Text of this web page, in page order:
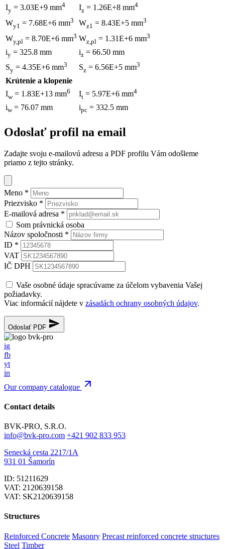
Iy = 3.03E+9 mm4 Iz = 1.26E+8 mm4
Wy1 = 7.68E+6 mm3 Wz1 = 8.43E+5 mm3
Wy,pl = 8.70E+6 mm3 Wz,pl = 1.31E+6 mm3
iy = 325.8 mm iz = 66.50 mm
Sy = 4.35E+6 mm3 Sz = 6.56E+5 mm3
Krútenie a klopenie
Iw = 1.83E+13 mm6 It = 5.97E+6 mm4
iw= 76.07 mm ipc = 332.5 mm
Odoslať profil na email
Zadajte svoju e-mailovú adresu a PDF profilu Vám odošleme
priamo z tejto stránky.
Meno *
Priezvisko *
E-mailová adresa *
Som právnická osoba
Názov spoločnosti *
ID *
VAT
IČ DPH
Vaše osobné údaje spracúvame za účelom vybavenia Vašej
požiadavky.
Viac informácií nájdete v zásadách ochrany osobných údajov.
Odoslať PDF
ig
fb
yt
in
Our company catalogue
Contact details
BVK-PRO, S.R.O.
info@bvk-pro.com +421 902 833 953
Senecká cesta 2217/1A
931 01 Šamorín
ID: 51211629
VAT: 2120639158
VAT: SK2120639158
Structures
Reinforced Concrete Masonry Precast reinforced concrete structures
Steel Timber